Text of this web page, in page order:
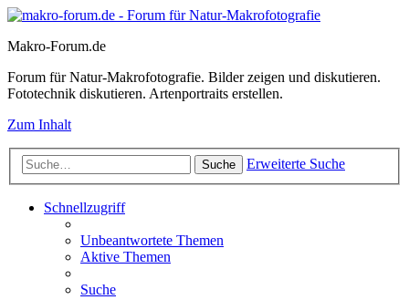
Makro-Forum.de
Forum für Natur-Makrofotografie. Bilder zeigen und diskutieren.
Fototechnik diskutieren. Artenportraits erstellen.
Zum Inhalt
Suche Erweiterte Suche
Schnellzugriff
Unbeantwortete Themen
Aktive Themen
Suche